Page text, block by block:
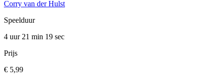
Corry van der Hulst
Speelduur
4 uur 21 min 19 sec
Prijs
€ 5,99